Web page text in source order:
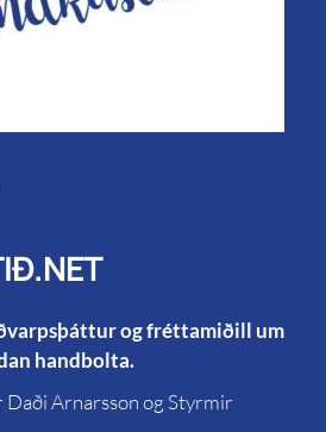
og fréttamiðill um
handbolta.
Arnarsson og Styrmir